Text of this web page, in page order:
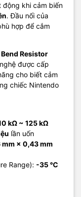
động khi cảm biến
.Đầu nối của
hợp để cắm
Resistor
được cấp
cho biết cảm
chiếc Nintendo
kΩ ~ 125 kΩ
lần uốn
mm × 0,43 mm
Range): -35 °C